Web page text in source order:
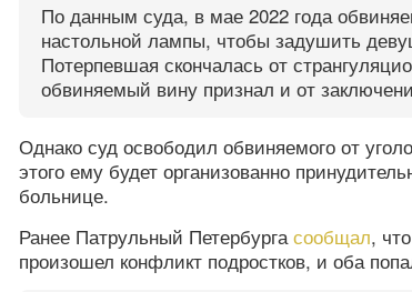
По данным суда, в мае 2022 года
настольной лампы, чтобы задушить
Потерпевшая скончалась от
обвиняемый вину признал и от
Однако суд освободил обвиняемого от
этого ему будет организованно
больнице.
Ранее Патрульный Петербургасообщал,
произошел конфликт подростков, и оба